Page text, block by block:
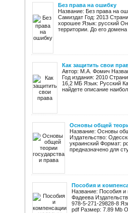
Без права на ошибку
Название: Без права на
Самиздат Год: 2013
хорошее Язык: русский Он
территории. До его
Как защитить свои
Автор: М.А. Фомич
Год издания: 2010
16,2 МБ Язык: Русский
найдете описание
Основы общей
Название: Основы
Издательство:
украинский Формат:
предназначено для
Пособия и
Название: Пособия
Фадеева
978-5-271-29828-8
pdf Размер: 7.89 Mb